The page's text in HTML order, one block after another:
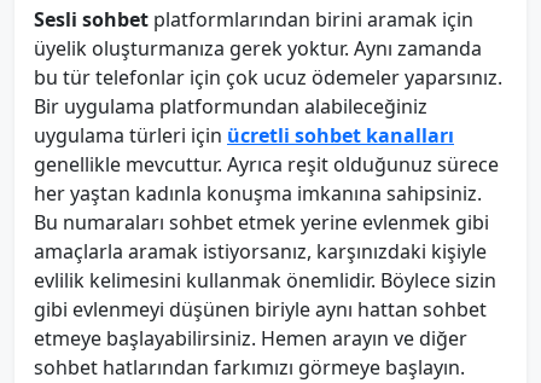
Sesli sohbet platformlarından birini aramak için
üyelik oluşturmanıza gerek yoktur. Aynı zamanda
bu tür telefonlar için çok ucuz ödemeler yaparsınız.
Bir uygulama platformundan alabileceğiniz
uygulama türleri için ücretli sohbet kanalları
genellikle mevcuttur. Ayrıca reşit olduğunuz sürece
her yaştan kadınla konuşma imkanına sahipsiniz.
Bu numaraları sohbet etmek yerine evlenmek gibi
amaçlarla aramak istiyorsanız, karşınızdaki kişiyle
evlilik kelimesini kullanmak önemlidir. Böylece sizin
gibi evlenmeyi düşünen biriyle aynı hattan sohbet
etmeye başlayabilirsiniz. Hemen arayın ve diğer
sohbet hatlarından farkımızı görmeye başlayın.